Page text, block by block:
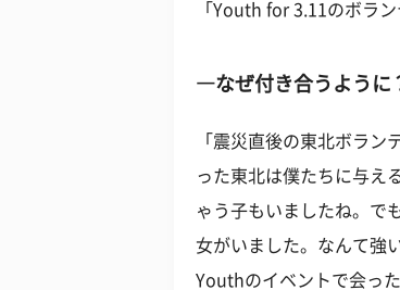
「Youth for 3.11のボラ
―なぜ付き合うように
「震災直後の東北ボラン
った東北は僕たちに与え
ゃう子もいましたね。で
女がいました。なんて強
Youthのイベントで会っ